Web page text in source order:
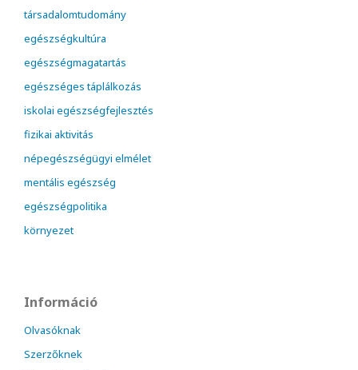
társadalomtudomány
egészségkultúra
egészségmagatartás
egészséges táplálkozás
iskolai egészségfejlesztés
fizikai aktivitás
népegészségügyi elmélet
mentális egészség
egészségpolitika
környezet
Információ
Olvasóknak
Szerzőknek